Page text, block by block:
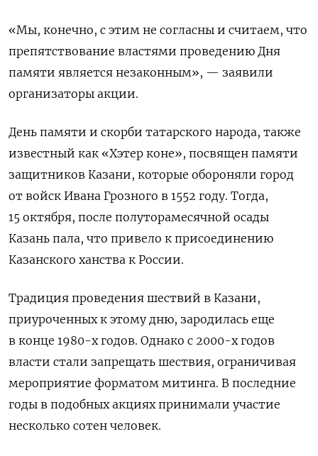
«Мы, конечно, с этим не согласны и считаем, что
препятствование властями проведению Дня
памяти является незаконным», — заявили
организаторы акции.
День памяти и скорби татарского народа, также
известный как «Хэтер коне», посвящен памяти
защитников Казани, которые обороняли город
от войск Ивана Грозного в 1552 году. Тогда,
15 октября, после полуторамесячной осады
Казань пала, что привело к присоединению
Казанского ханства к России.
Традиция проведения шествий в Казани,
приуроченных к этому дню, зародилась еще
в конце 1980-х годов. Однако с 2000-х годов
власти стали запрещать шествия, ограничивая
мероприятие форматом митинга. В последние
годы в подобных акциях принимали участие
несколько сотен человек.